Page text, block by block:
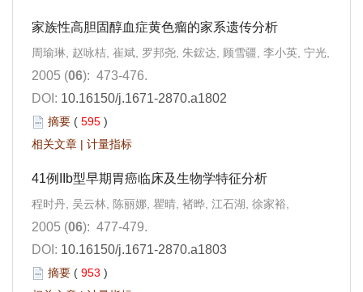
家族性高胆固醇血症黄色瘤的家系遗传分析
周瑜琳, 赵咏桔, 崔斌, 罗邦尧, 朱鋐达, 顾雪疆, 李小英, 宁光,
2005 (06): 473-476.
DOI: 10.16150/j.1671-2870.a1802
摘要 ( 595 )
相关文章 | 计量指标
41例IIb型早期胃癌临床及生物学特征分析
程时丹, 吴云林, 陈丽娜, 瞿晴, 褚晔, 江石湖, 徐家裕,
2005 (06): 477-479.
DOI: 10.16150/j.1671-2870.a1803
摘要 ( 953 )